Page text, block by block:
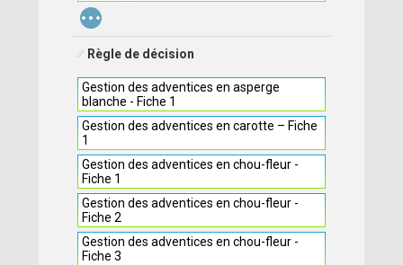
...
Règle de décision
Gestion des adventices en asperge
blanche - Fiche 1
Gestion des adventices en carotte – Fiche
1
Gestion des adventices en chou-fleur -
Fiche 1
Gestion des adventices en chou-fleur -
Fiche 2
Gestion des adventices en chou-fleur -
Fiche 3